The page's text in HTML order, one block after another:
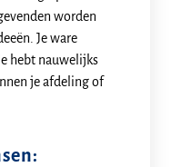
worden
Je ware
hebt nauwelijks
je afdeling of